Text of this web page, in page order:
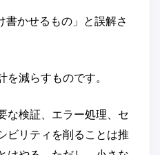
書かせるもの」と誤解さ
を減らすものです。
な検証、エラー処理、セ
ビリティを削ることは推